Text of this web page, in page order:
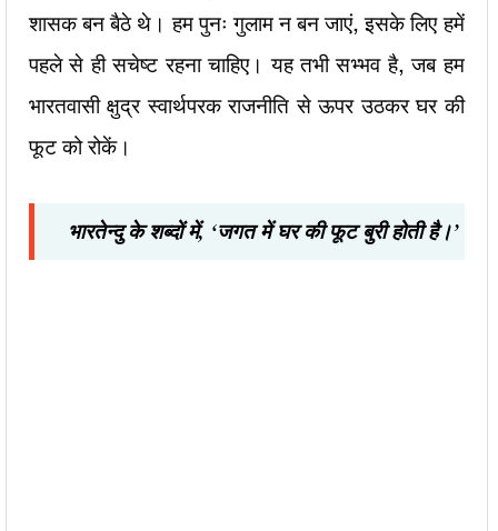
शासक बन बैठे थे। हम पुनः गुलाम न बन जाएं, इसके लिए हमें
पहले से ही सचेष्ट रहना चाहिए। यह तभी सभ्भव है, जब हम
भारतवासी क्षुद्र स्वार्थपरक राजनीति से ऊपर उठकर घर की
फूट को रोकें।
भारतेन्दु के शब्दों में, ‘जगत में घर की फूट बुरी होती है।’